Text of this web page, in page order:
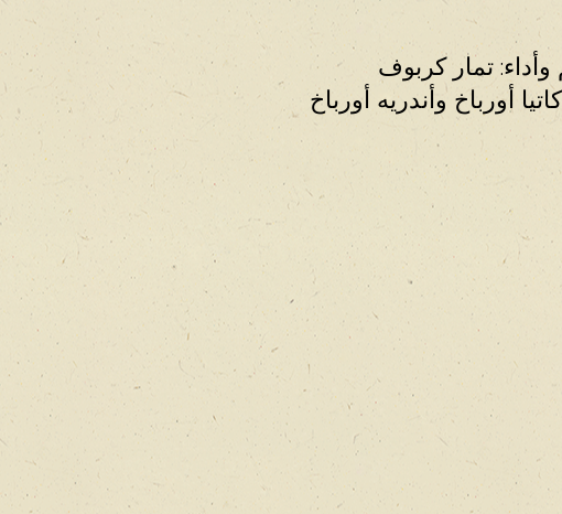
تمار كربوف
أورباخ وأندريه أورباخ